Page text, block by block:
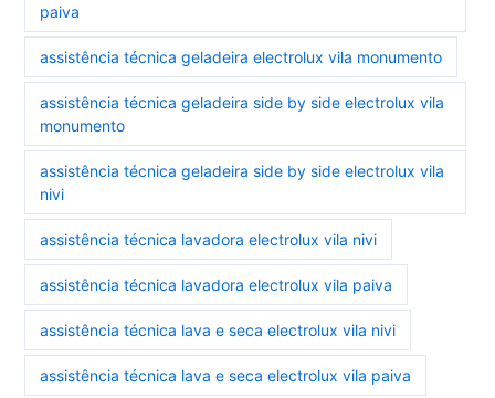
paiva
assistência técnica geladeira electrolux vila monumento
assistência técnica geladeira side by side electrolux vila
monumento
assistência técnica geladeira side by side electrolux vila
nivi
assistência técnica lavadora electrolux vila nivi
assistência técnica lavadora electrolux vila paiva
assistência técnica lava e seca electrolux vila nivi
assistência técnica lava e seca electrolux vila paiva